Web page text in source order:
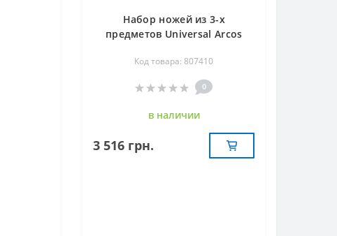
Набор ножей из 3-х
предметов Universal Arcos
Код товара: 807410
0
в наличии
3 516 грн.